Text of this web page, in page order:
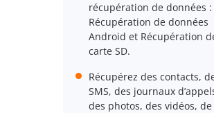
récupération de données :
Récupération de données
Android et Récupération
carte SD.
Récupérez des contacts,
SMS, des journaux
des photos, des vidéos, de